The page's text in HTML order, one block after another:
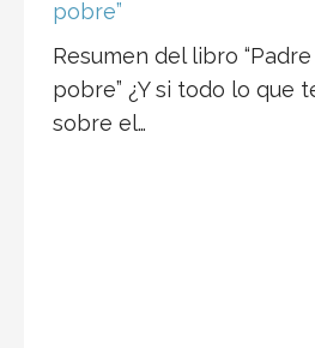
pobre”
Resumen del libro
pobre” ¿Y si todo lo que
sobre el…